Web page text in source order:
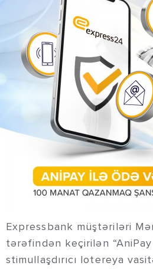
Expressbank müştəriləri
tərəfindən keçirilən
stimullaşdırıcı lotereya